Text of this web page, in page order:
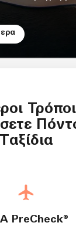
Ταξίδια
PreCheck®